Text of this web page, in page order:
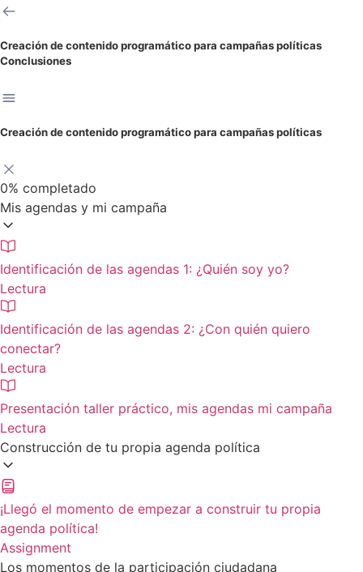
Creación de contenido programático para campañas políticas
Conclusiones
Creación de contenido programático para campañas políticas
0% completado
Mis agendas y mi campaña
Identificación de las agendas 1: ¿Quién soy yo?
Lectura
Identificación de las agendas 2: ¿Con quién quiero
conectar?
Lectura
Presentación taller práctico, mis agendas mi campaña
Lectura
Construcción de tu propia agenda política
¡Llegó el momento de empezar a construir tu propia
agenda política!
Assignment
Los momentos de la participación ciudadana